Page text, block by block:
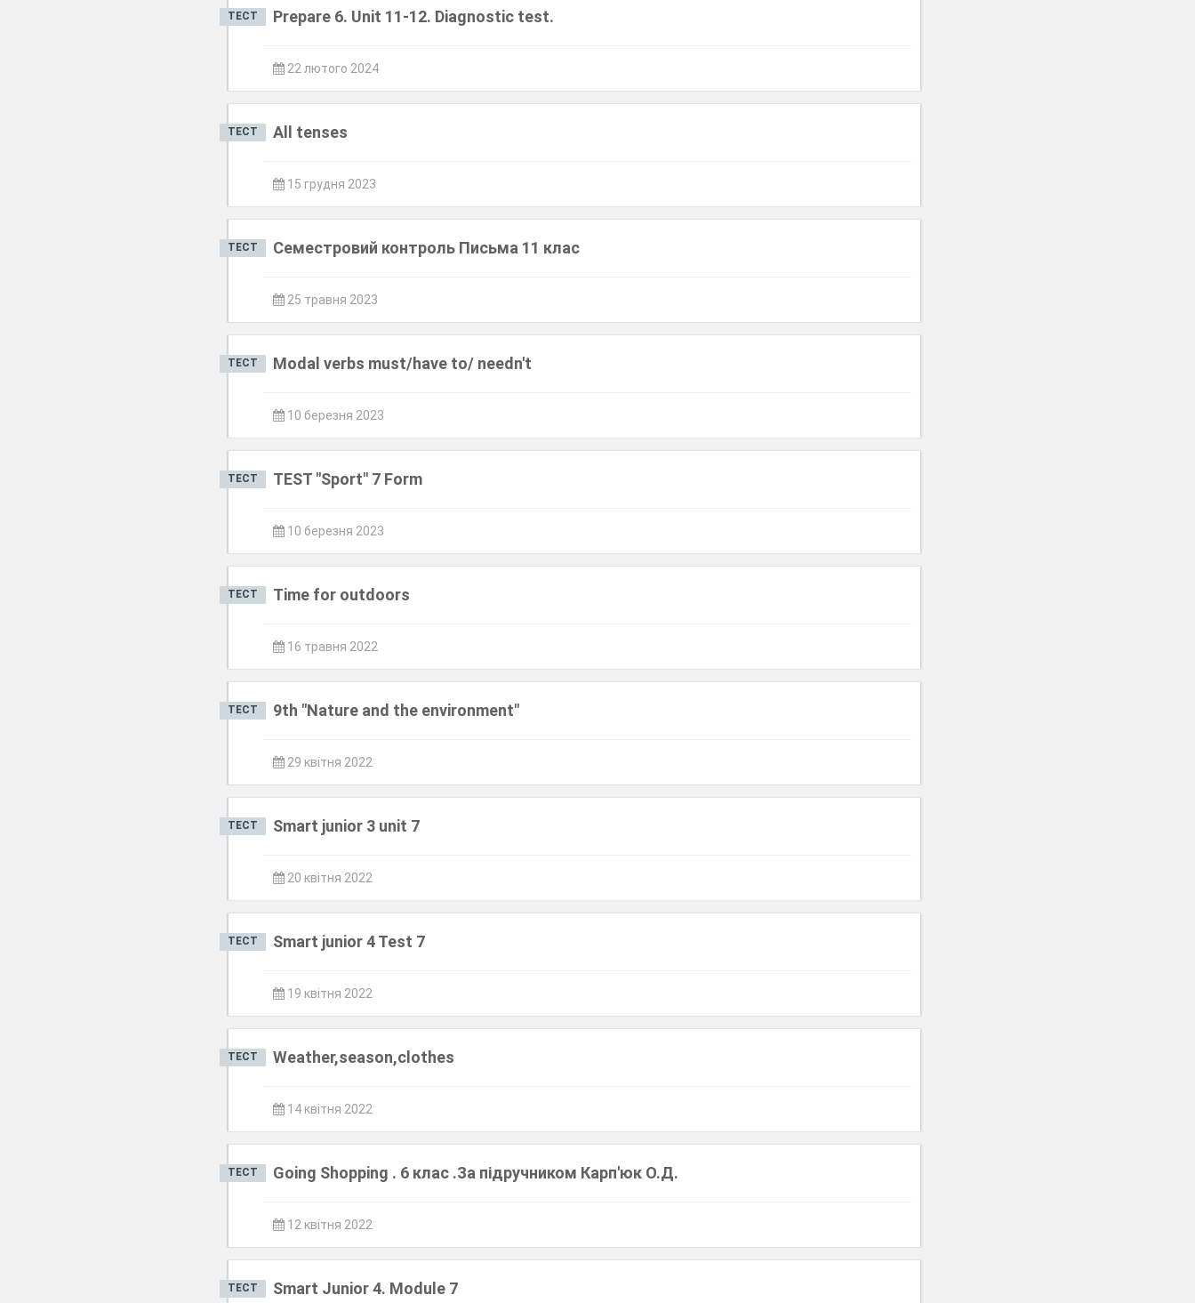
ТЕСТ Prepare 6. Unit 11-12. Diagnostic test.
22 лютого 2024
ТЕСТ All tenses
15 грудня 2023
ТЕСТ Семестровий контроль Письма 11 клас
25 травня 2023
ТЕСТ Modal verbs must/have to/ needn't
10 березня 2023
ТЕСТ TEST "Sport" 7 Form
10 березня 2023
ТЕСТ Time for outdoors
16 травня 2022
ТЕСТ 9th "Nature and the environment"
29 квітня 2022
ТЕСТ Smart junior 3 unit 7
20 квітня 2022
ТЕСТ Smart junior 4 Test 7
19 квітня 2022
ТЕСТ Weather,season,clothes
14 квітня 2022
ТЕСТ Going Shopping . 6 клас .За підручником Карп'юк О.Д.
12 квітня 2022
ТЕСТ Smart Junior 4. Module 7